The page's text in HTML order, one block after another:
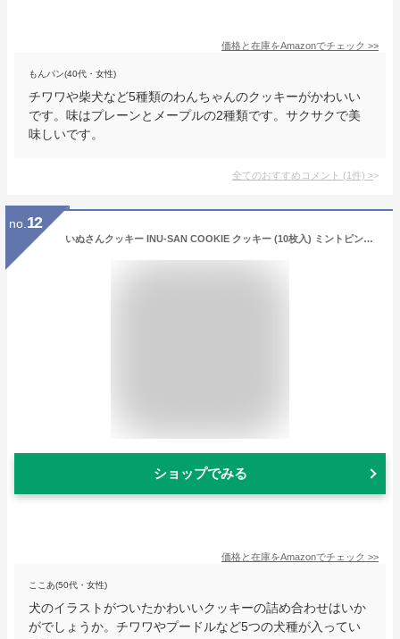
価格と在庫をAmazonでチェック >>
もんパン(40代・女性)
チワワや柴犬など5種類のわんちゃんのクッキーがかわいい
です。味はプレーンとメープルの2種類です。サクサクで美
味しいです。
全てのおすすめコメント (1件) >
no. 12
いぬさんクッキー INU-SAN COOKIE クッキー (10枚入) ミントピンク 犬 お菓子 洋菓子 スイーツ メープル バタークッキー×1個（かわいいいぬさんポストカードつき）
ショップでみる
価格と在庫をAmazonでチェック >>
ここあ(50代・女性)
犬のイラストがついたかわいいクッキーの詰め合わせはいか
がでしょうか。チワワやプードルなど5つの犬種が入ってい